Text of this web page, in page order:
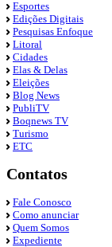
Esportes
Edições Digitais
Pesquisas Enfoque
Litoral
Cidades
Elas & Delas
Eleições
Blog News
PubliTV
Boqnews TV
Turismo
ETC
Contatos
Fale Conosco
Como anunciar
Quem Somos
Expediente